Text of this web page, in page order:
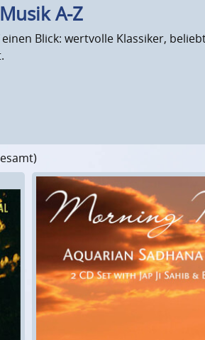
A-Z
Blick: wertvolle Klassiker,